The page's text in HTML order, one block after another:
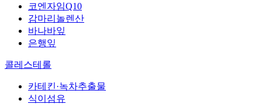
코엔자임Q10
감마리놀렌산
바나바잎
은행잎
콜레스테롤
카테킨·녹차추출물
식이섬유